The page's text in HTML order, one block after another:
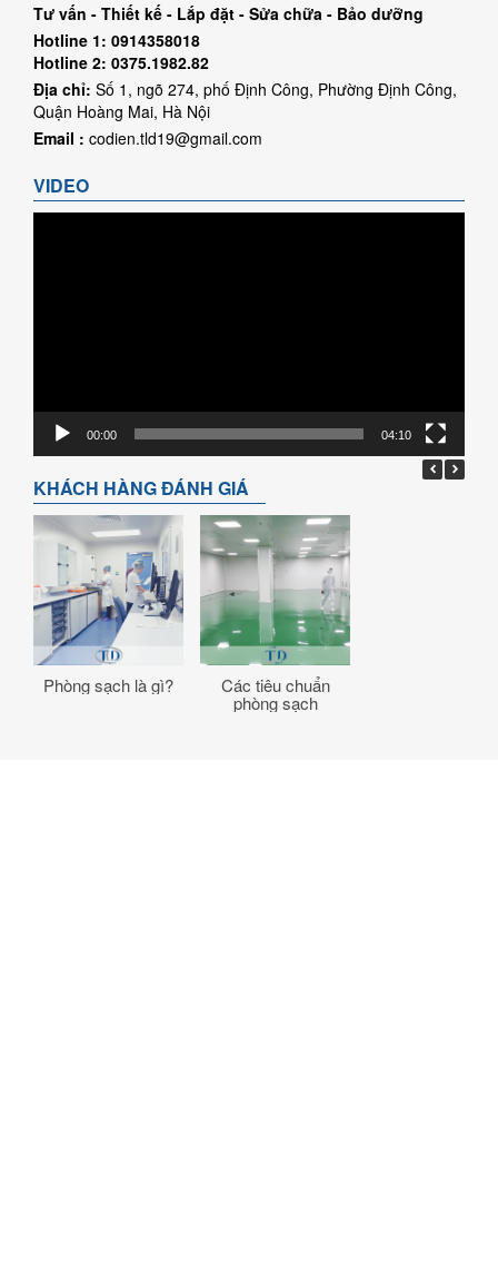
Tư vấn - Thiết kế - Lắp đặt - Sửa chữa - Bảo dưỡng
Hotline 1: 0914358018
Hotline 2: 0375.1982.82
Địa chỉ: Số 1, ngõ 274, phố Định Công, Phường Định Công,
Quận Hoàng Mai, Hà Nội
Email : codien.tld19@gmail.com
VIDEO
00:00 04:10
KHÁCH HÀNG ĐÁNH GIÁ
Phòng sạch là gì? Các tiêu chuẩn
phòng sạch